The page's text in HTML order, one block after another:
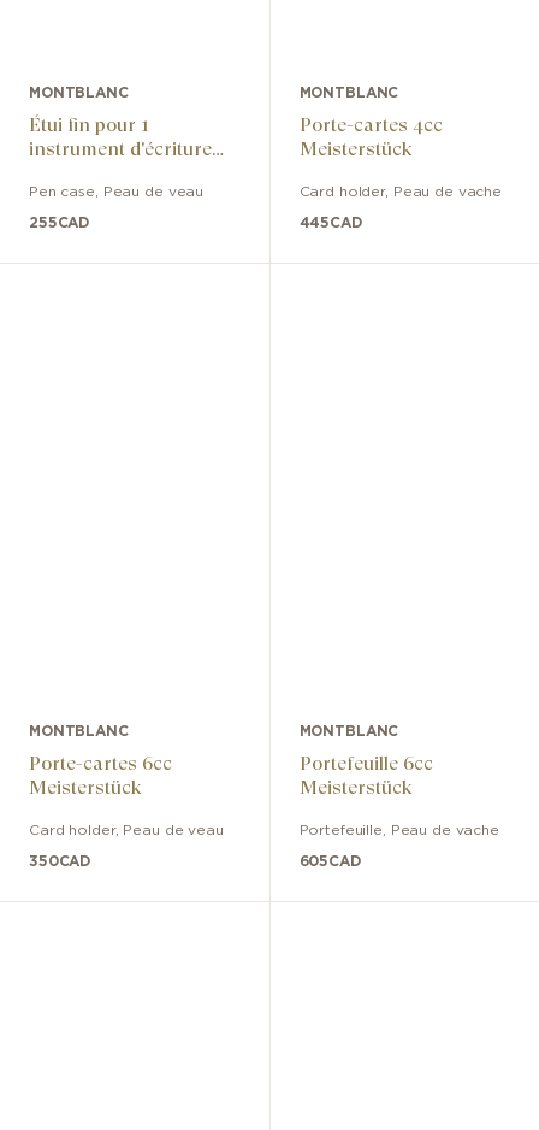
MONTBLANC
Étui fin pour 1
instrument d'écriture
Pen case Peau de veau
255CAD
MONTBLANC
Porte-cartes 4cc
Meisterstück
Card holder, Peau de vache
445CAD
MONTBLANC
Porte-cartes 6cc
Meisterstück
Card holder, Peau de veau
350CAD
MONTBLANC
Portefeuille 6cc
Meisterstück
Portefeuille, Peau de vache
605CAD